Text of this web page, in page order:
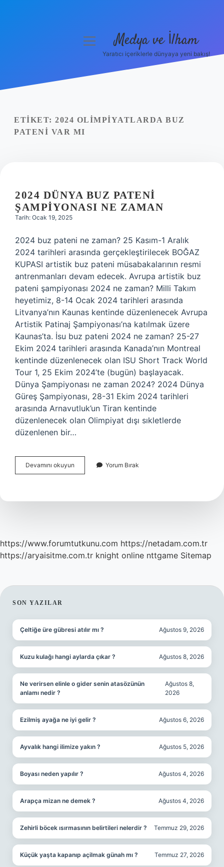
Yasal Uyarı
menüyüMedya ve İlham
Yaratıcı içeriklerle dünyaya yeni bakış!
ETIKET: 2024 OLIMPIYATLARDA BUZ
PATENI VAR MI
2024 DÜNYA BUZ PATENI
ŞAMPIYONASI NE ZAMAN
Tarih: Ocak 19, 2025
2024 buz pateni ne zaman? 25 Kasım-1 Aralık
2024 tarihleri ​​arasında gerçekleştirilecek BOĞAZ
KUPASI artistik buz pateni müsabakalarının resmi
antrenmanları devam edecek. Avrupa artistik buz
pateni şampiyonası 2024 ne zaman? Milli Takım
heyetimiz, 8-14 Ocak 2024 tarihleri ​​arasında
Litvanya’nın Kaunas kentinde düzenlenecek Avrupa
Artistik Patinaj Şampiyonası’na katılmak üzere
Kaunas’ta. İsu buz pateni 2024 ne zaman? 25-27
Ekim 2024 tarihleri ​​arasında Kanada’nın Montreal
kentinde düzenlenecek olan ISU Short Track World
Tour 1, 25 Ekim 2024’te (bugün) başlayacak.
Dünya Şampiyonası ne zaman 2024? 2024 Dünya
Güreş Şampiyonası, 28-31 Ekim 2024 tarihleri ​​
arasında Arnavutluk’un Tiran kentinde
düzenlenecek olan Olimpiyat dışı sıkletlerde
düzenlenen bir…
Devamını okuyun
Dünya
Şampiyonası
Yorum Bırak
https://www.forumtutkunu.com https://netadam.com.tr
https://aryaisitme.com.tr knight online nttgame Sitemap
SIDEBAR
SON YAZILAR
Çeltiğe üre gübresi atılır mı ? Ağustos 9, 2026
Kuzu kulağı hangi aylarda çıkar ? Ağustos 8, 2026
Ne verirsen elinle o gider senin atasözünün
anlamı nedir ?
Ağustos 8,
2026
Ezilmiş ayağa ne iyi gelir ? Ağustos 6, 2026
Ayvalık hangi ilimize yakın ? Ağustos 5, 2026
Boyası neden yapılır ? Ağustos 4, 2026
Arapça mizan ne demek ? Ağustos 4, 2026
Zehirli böcek ısırmasının belirtileri nelerdir ? Temmuz 29, 2026
Küçük yaşta kapanıp açilmak günah mı ? Temmuz 27, 2026